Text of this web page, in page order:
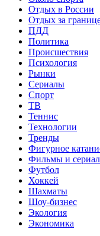
Отдых в России
Отдых за
ПДД
Политика
Происшествия
Психология
Рынки
Сериалы
Спорт
ТВ
Теннис
Технологии
Тренды
Фигурное
Фильмы и
Футбол
Хоккей
Шахматы
Шоу-бизнес
Экология
Экономика